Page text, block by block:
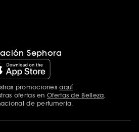
Sephora
promocionesaquí
ofertas en Ofertas de Belleza
de perfumería.